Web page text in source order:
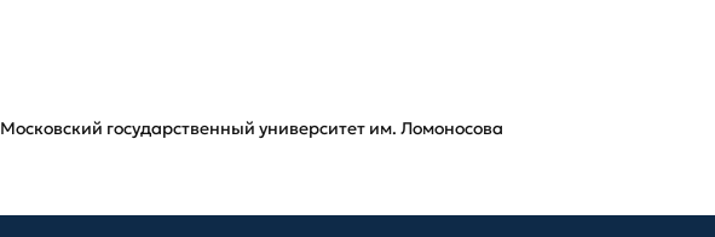
Московский государственный университет им. Ломоносова